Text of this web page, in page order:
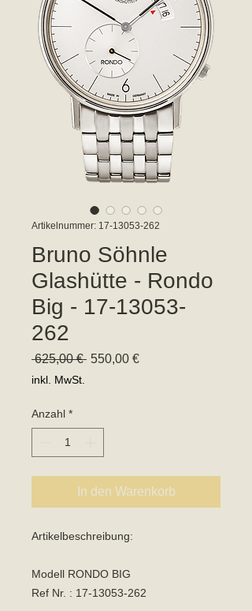
Artikelnummer: 17-13053-262
Bruno Söhnle
Glashütte - Rondo
Big - 17-13053-
262
625,00 € Standardpreis
550,00 €Sale-
inkl. MwSt.
Anzahl *
In den Warenkorb
Artikelbeschreibung:
Modell RONDO BIG
Ref Nr. : 17-13053-262